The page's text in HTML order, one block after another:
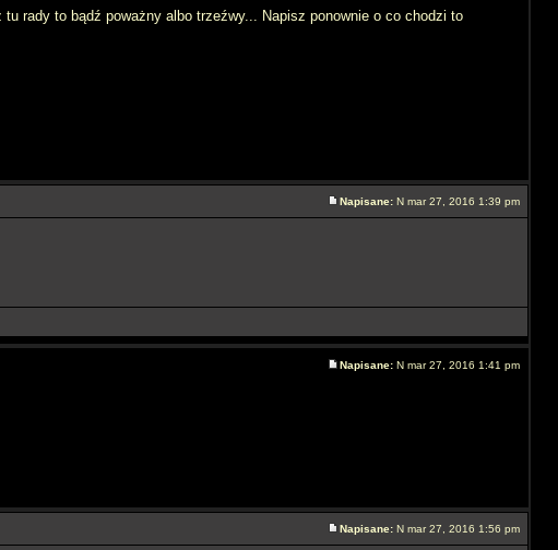
rady to bądź poważny albo trzeźwy... Napisz ponownie o co chodzi to
Napisane: N mar 27, 2016 1:39 pm
Napisane: N mar 27, 2016 1:41 pm
Napisane: N mar 27, 2016 1:56 pm